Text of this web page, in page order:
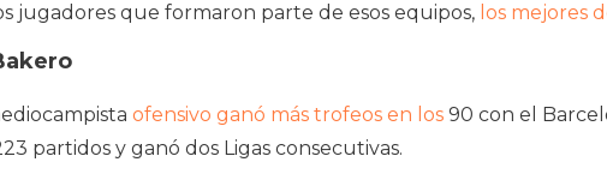
jugadores que formaron parte de esos equipos, los mejores
ofensivo ganó más trofeos en los 90 con el
partidos y ganó dos Ligas consecutivas.